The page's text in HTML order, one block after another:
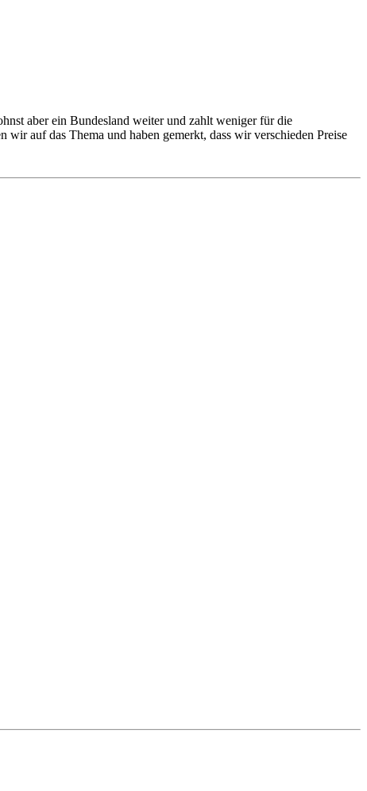
aber ein Bundesland weiter und zahlt weniger für die
auf das Thema und haben gemerkt, dass wir verschieden Preise